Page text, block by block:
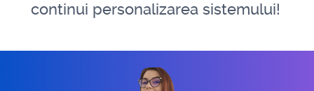
continui personalizarea sistemului!